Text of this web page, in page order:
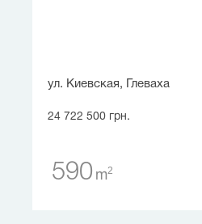
ул. Киевская, Глеваха
24 722 500 грн.
590 m2